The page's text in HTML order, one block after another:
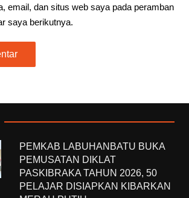
email, dan situs web saya pada peramban
saya berikutnya.
PEMKAB LABUHANBATU BUKA
PEMUSATAN DIKLAT
PASKIBRAKA TAHUN 2026, 50
PELAJAR DISIAPKAN KIBARKAN